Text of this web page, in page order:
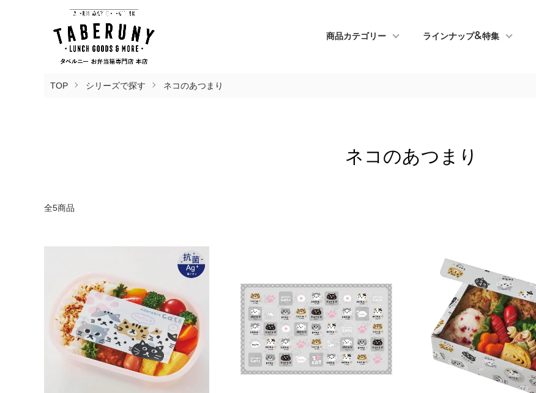
商品カテゴリー ラインナップ&特集
TOP シリーズで探す ネコのあつまり
ネコのあつまり
全5商品